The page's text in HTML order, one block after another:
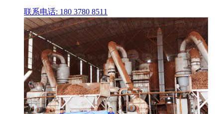
联系电话: 180 3780 8511